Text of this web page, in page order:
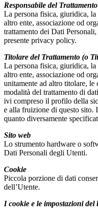
Responsabile del
La persona fisica, giuridica,
altro ente, associazione od
trattamento dei Dati
presente privacy policy.
Titolare del Trattamento (o
La persona fisica, giuridica,
altro ente, associazione od
unitamente ad altro titolare,
modalità del trattamento di
ivi compreso il profilo della
e alla fruizione di questo sito.
quanto diversamente
Sito web
Lo strumento hardware o
Dati Personali degli Utenti.
Cookie
Piccola porzione di dati
dell’Utente.
I cookie e le impostazioni del